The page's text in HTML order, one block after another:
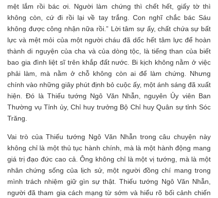
mệt lắm rồi bác ơi. Người làm chứng thì chết hết, giấy tờ thì
không còn, cứ đi rồi lại về tay trắng. Con nghĩ chắc bác Sáu
không được công nhận nữa rồi.” Lời tâm sự ấy, chất chứa sự bất
lực và mệt mỏi của một người cháu đã dốc hết tâm lực để hoàn
thành di nguyện của cha và của dòng tộc, là tiếng than của biết
bao gia đình liệt sĩ trên khắp đất nước. Bi kịch không nằm ở việc
phải làm, mà nằm ở chỗ không còn ai để làm chứng. Nhưng
chính vào những giây phút định bỏ cuộc ấy, một ánh sáng đã xuất
hiện. Đó là Thiếu tướng Ngô Văn Nhẫn, nguyên Ủy viên Ban
Thường vụ Tỉnh ủy, Chỉ huy trưởng Bộ Chỉ huy Quân sự tỉnh Sóc
Trăng.
Vai trò của Thiếu tướng Ngô Văn Nhẫn trong câu chuyện này
không chỉ là một thủ tục hành chính, mà là một hành động mang
giá trị đạo đức cao cả. Ông không chỉ là một vị tướng, mà là một
nhân chứng sống của lịch sử, một người đồng chí mang trong
mình trách nhiệm giữ gìn sự thật. Thiếu tướng Ngô Văn Nhẫn,
người đã tham gia cách mạng từ sớm và hiểu rõ bối cảnh chiến